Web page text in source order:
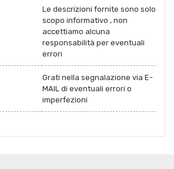
Le descrizioni fornite sono solo
scopo informativo , non
accettiamo alcuna
responsabilità per eventuali
errori
Grati nella segnalazione via E-
MAIL di eventuali errori o
imperfezioni